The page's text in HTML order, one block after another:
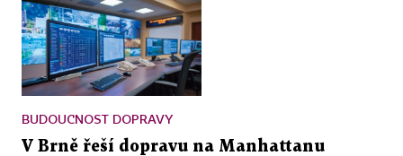
BUDOUCNOST DOPRAVY
V Brně řeší dopravu na Manhattanu